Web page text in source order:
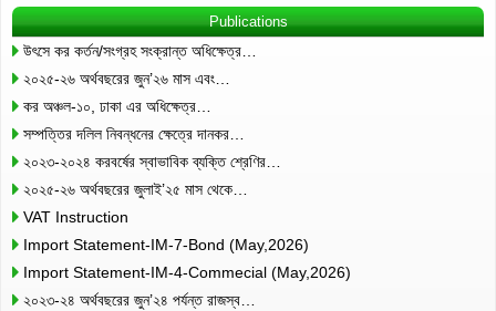
Publications
উৎসে কর কর্তন/সংগ্রহ সংক্রান্ত অধিক্ষেত্র…
২০২৫-২৬ অর্থবছরের জুন’২৬ মাস এবং…
কর অঞ্চল-১০, ঢাকা এর অধিক্ষেত্র…
সম্পত্তির দলিল নিবন্ধনের ক্ষেত্রে দানকর…
২০২৩-২০২৪ করবর্ষের স্বাভাবিক ব্যক্তি শ্রেণির…
২০২৫-২৬ অর্থবছরের জুলাই’২৫ মাস থেকে…
VAT Instruction
Import Statement-IM-7-Bond (May,2026)
Import Statement-IM-4-Commecial (May,2026)
২০২৩-২৪ অর্থবছরের জুন’২৪ পর্যন্ত রাজস্ব…